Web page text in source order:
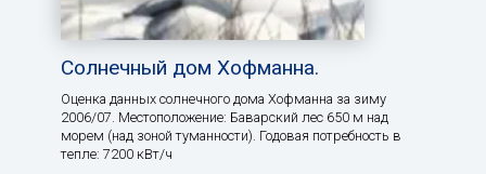
Солнечный дом Хофманна.
Оценка данных солнечного дома Хофманна за зиму
2006/07. Местоположение: Баварский лес 650 м над
морем (над зоной туманности). Годовая потребность в
тепле: 7200 кВт/ч